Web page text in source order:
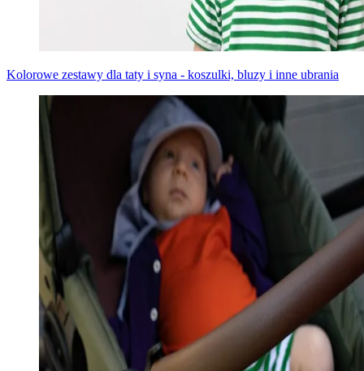
Kolorowe zestawy dla taty i syna - koszulki, bluzy i inne ubrania